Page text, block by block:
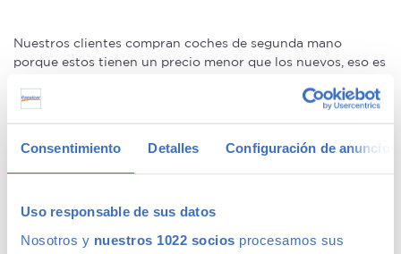
Consentimiento Detalles Configuración de anuncios
Uso responsable de sus datos
Nosotros y nuestros 1022 socios procesamos sus
Nuestros clientes compran coches de segunda mano
porque estos tienen un precio menor que los nuevos, eso es
obligado a renunciar a la calidad o a la garantía por este
única para adquirir gama Premium, ya que la calidad de
fabricación de este tipo decoches usadoslos hace
compra de un coche prácticamente nuevo a un precio